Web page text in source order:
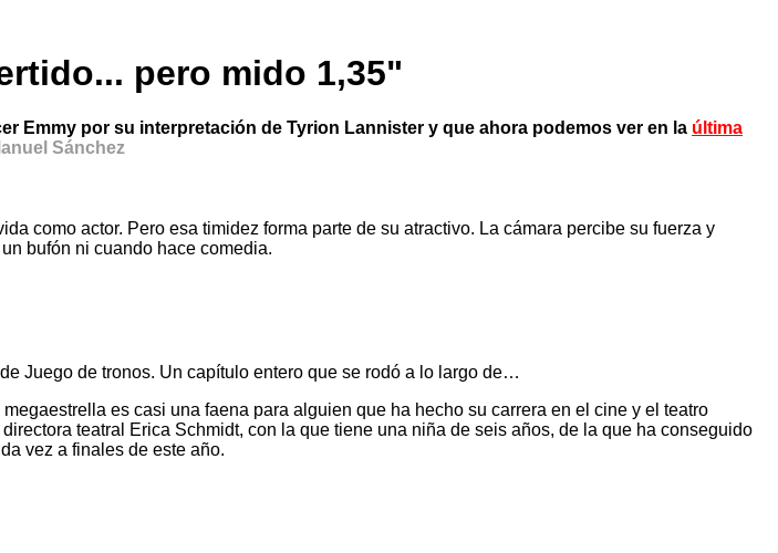
pero mido 1,35"
Emmy por su interpretación de Tyrion Lannister y que ahora podemos ver en la última
Sánchez
como actor. Pero esa timidez forma parte de su atractivo. La cámara percibe su fuerza y
bufón ni cuando hace comedia.
Juego de tronos. Un capítulo entero que se rodó a lo largo de…
es casi una faena para alguien que ha hecho su carrera en el cine y el teatro
teatral Erica Schmidt, con la que tiene una niña de seis años, de la que ha conseguido
vez a finales de este año.